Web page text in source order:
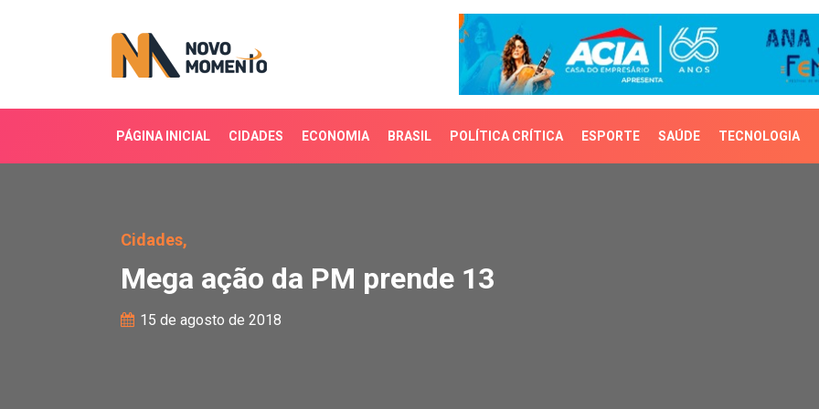
PÁGINA INICIAL CIDADES ECONOMIA BRASIL POLÍTICA CRÍTICA ESPORTE SAÚDE TECNOLOGIA
Cidades,
Mega ação da PM prende 13
15 de agosto de 2018